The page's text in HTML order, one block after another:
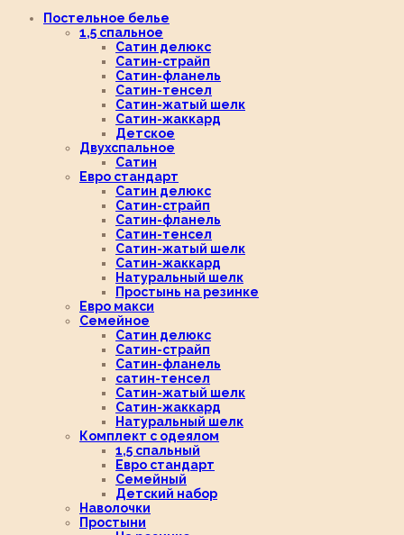
Постельное белье
1,5 спальное
Сатин делюкс
Сатин-страйп
Сатин-фланель
Сатин-тенсел
Сатин-жатый шелк
Сатин-жаккард
Детское
Двухспальное
Сатин
Евро стандарт
Сатин делюкс
Сатин-страйп
Сатин-фланель
Сатин-тенсел
Сатин-жатый шелк
Сатин-жаккард
Натуральный шелк
Простынь на резинке
Евро макси
Семейное
Сатин делюкс
Сатин-страйп
Сатин-фланель
сатин-тенсел
Сатин-жатый шелк
Сатин-жаккард
Натуральный шелк
Комплект с одеялом
1,5 спальный
Евро стандарт
Семейный
Детский набор
Наволочки
Простыни